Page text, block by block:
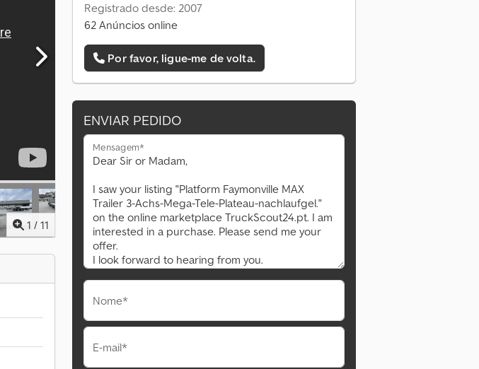
1 / 11
Registrado desde: 2007
62 Anúncios online
Por favor, ligue-me de volta.
ENVIAR PEDIDO
Mensagem*
Nome*
E-mail*